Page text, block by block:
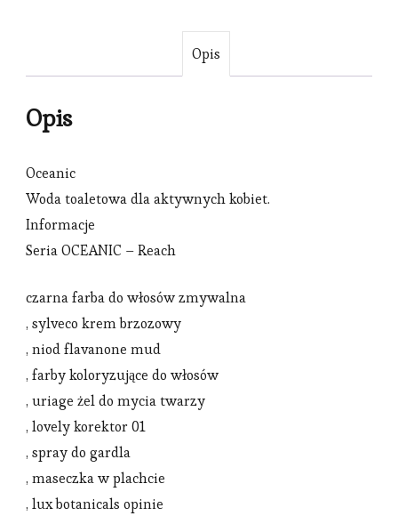
Opis
Opis
Oceanic
Woda toaletowa dla aktywnych kobiet.
Informacje
Seria OCEANIC – Reach
czarna farba do włosów zmywalna
, sylveco krem brzozowy
, niod flavanone mud
, farby koloryzujące do włosów
, uriage żel do mycia twarzy
, lovely korektor 01
, spray do gardla
, maseczka w plachcie
, lux botanicals opinie